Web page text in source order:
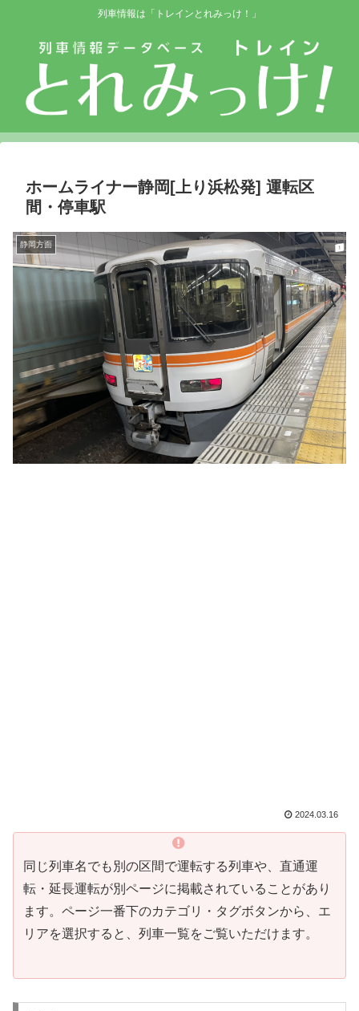
列車情報は「トレインとれみっけ！」
ホームライナー静岡[上り浜松発] 運転区
間・停車駅
静岡方面
2024.03.16
同じ列車名でも別の区間で運転する列車や、直通運
転・延長運転が別ページに掲載されていることがあり
ます。ページ一番下のカテゴリ・タグボタンから、エ
リアを選択すると、列車一覧をご覧いただけます。